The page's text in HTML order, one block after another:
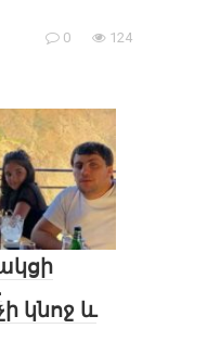
0 124
կնոջ և